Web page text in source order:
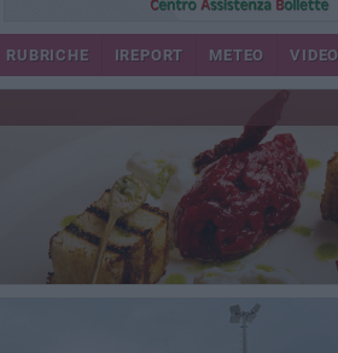
RUBRICHE IREPORT METEO VIDEO